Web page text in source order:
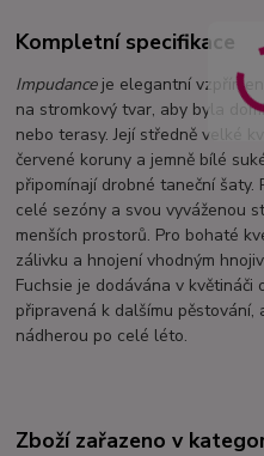
Kompletní specifikace
Impudanceje elegantní
na stromkový tvar, aby byla
nebo terasy. Její středně velké
červené koruny a jemně bílé
připomínají drobné taneční
celé sezóny a svou vyváženou
menších prostorů. Pro bohaté
zálivku a hnojení vhodným
Fuchsie je dodávána v květináči
připravená k dalšímu pěstování,
nádherou po celé léto.
Zboží zařazeno v